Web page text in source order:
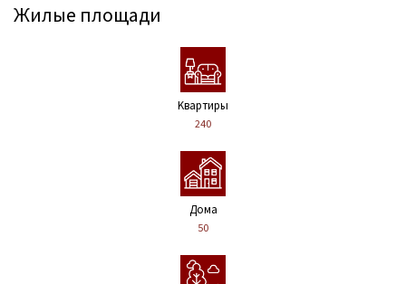
Жилые площади
Kвартиры
240
Дома
50